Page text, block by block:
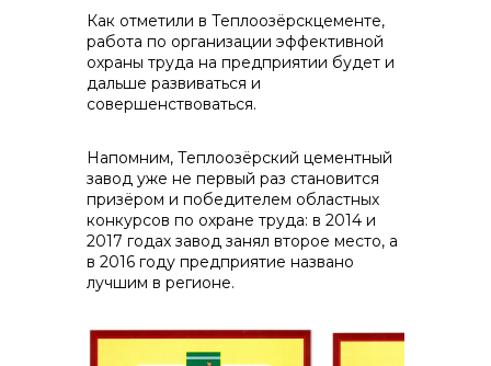
Как отметили в Теплоозёрскцементе,
работа по организации эффективной
охраны труда на предприятии будет и
дальше развиваться и
совершенствоваться.
Напомним, Теплоозёрский цементный
завод уже не первый раз становится
призёром и победителем областных
конкурсов по охране труда: в 2014 и
2017 годах завод занял второе место, а
в 2016 году предприятие названо
лучшим в регионе.